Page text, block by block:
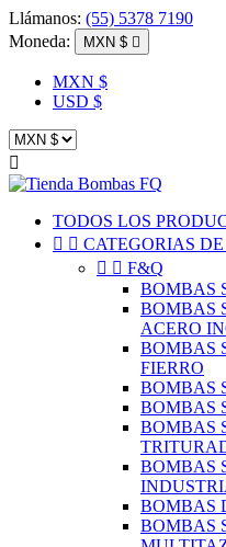
Llámanos: (55) 5378 7190
Moneda:
MXN $ 
MXN $
USD $

TODOS LOS
  CATEGORIAS
  F&Q
BOMBAS
BOMBAS
ACERO
BOMBAS
FIERRO
BOMBAS
BOMBAS
BOMBAS
BOMBAS
BOMBAS
BOMBAS